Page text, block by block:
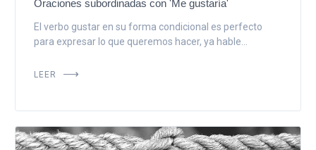
Oraciones subordinadas con 'Me gustaría'
El verbo gustar en su forma condicional es perfecto
para expresar lo que queremos hacer, ya hable...
LEER